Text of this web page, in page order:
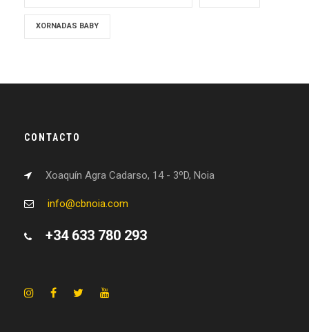
XORNADAS BABY
CONTACTO
Xoaquín Agra Cadarso, 14 - 3ºD, Noia
info@cbnoia.com
+34 633 780 293